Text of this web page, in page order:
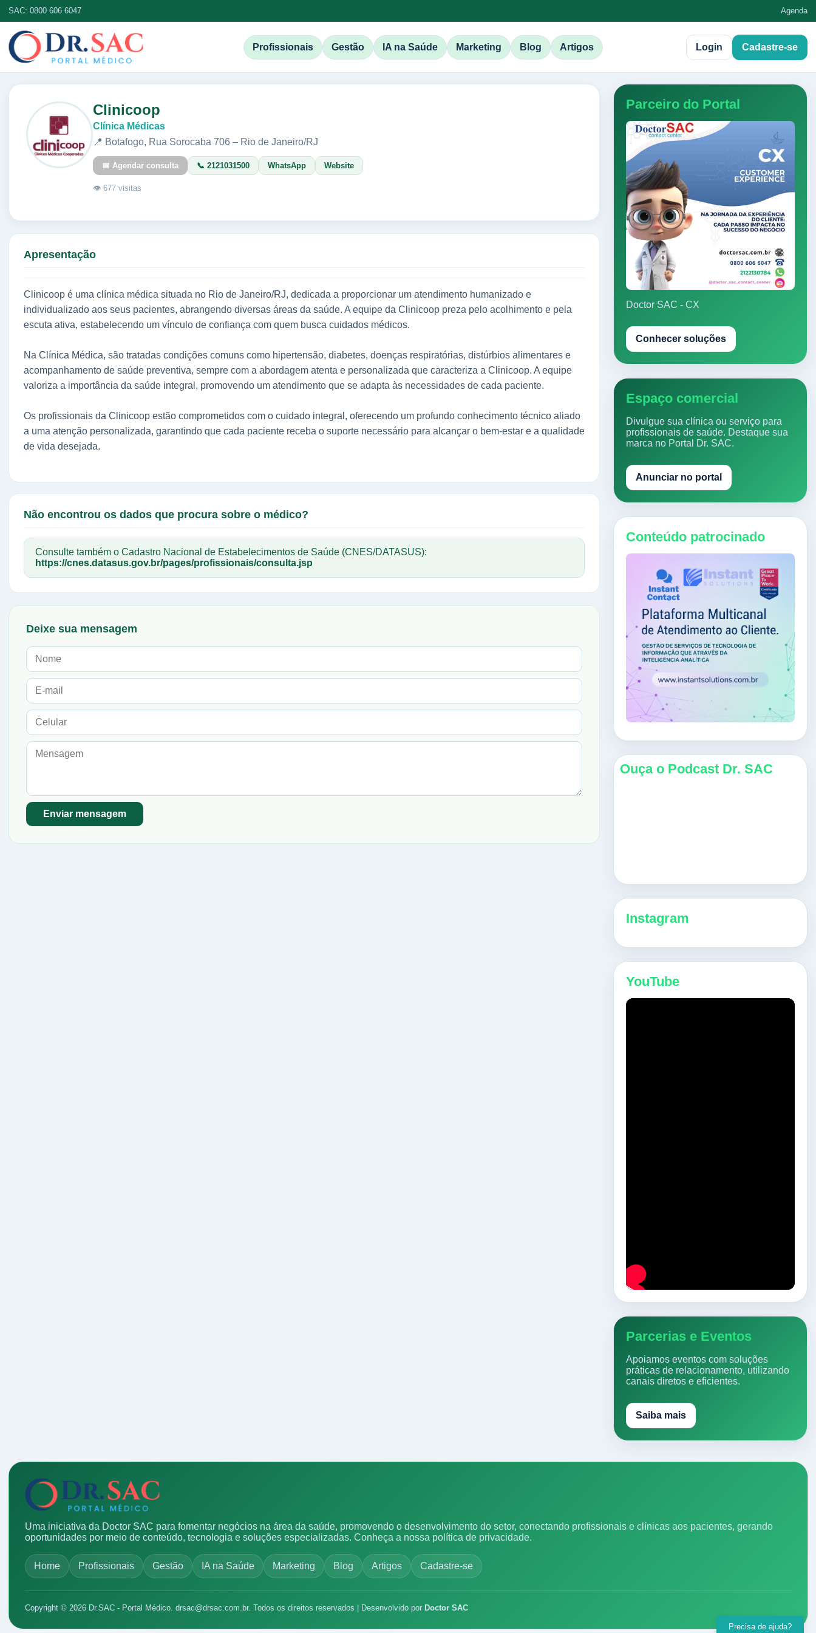
SAC: 0800 606 6047 Agenda
Profissionais Gestão IA na Saúde Marketing Blog Artigos Login Cadastre-se
Clinicoop
Clínica Médicas
📍 Botafogo, Rua Sorocaba 706 – Rio de Janeiro/RJ
📅 Agendar consulta 📞 2121031500 WhatsApp Website
👁 677 visitas
Apresentação
Clinicoop é uma clínica médica situada no Rio de Janeiro/RJ, dedicada a proporcionar um atendimento humanizado e
individualizado aos seus pacientes, abrangendo diversas áreas da saúde. A equipe da Clinicoop preza pelo acolhimento e pela
escuta ativa, estabelecendo um vínculo de confiança com quem busca cuidados médicos.
Na Clínica Médica, são tratadas condições comuns como hipertensão, diabetes, doenças respiratórias, distúrbios alimentares e
acompanhamento de saúde preventiva, sempre com a abordagem atenta e personalizada que caracteriza a Clinicoop. A equipe
valoriza a importância da saúde integral, promovendo um atendimento que se adapta às necessidades de cada paciente.
Os profissionais da Clinicoop estão comprometidos com o cuidado integral, oferecendo um profundo conhecimento técnico aliado
a uma atenção personalizada, garantindo que cada paciente receba o suporte necessário para alcançar o bem-estar e a qualidade
de vida desejada.
Não encontrou os dados que procura sobre o médico?
Consulte também o Cadastro Nacional de Estabelecimentos de Saúde (CNES/DATASUS):
https://cnes.datasus.gov.br/pages/profissionais/consulta.jsp
Deixe sua mensagem
Parceiro do Portal
Doctor SAC - CX
Conhecer soluções
Espaço comercial
Divulgue sua clínica ou serviço para
profissionais de saúde. Destaque sua
marca no Portal Dr. SAC.
Anunciar no portal
Conteúdo patrocinado
Ouça o Podcast Dr. SAC
Instagram
YouTube
Parcerias e Eventos
Apoiamos eventos com soluções
práticas de relacionamento, utilizando
canais diretos e eficientes.
Saiba mais
Uma iniciativa da Doctor SAC para fomentar negócios na área da saúde, promovendo o desenvolvimento do setor, conectando profissionais e clínicas aos pacientes, gerando
oportunidades por meio de conteúdo, tecnologia e soluções especializadas. Conheça a nossa política de privacidade.
Home Profissionais Gestão IA na Saúde Marketing Blog Artigos Cadastre-se
Copyright © 2026 Dr.SAC - Portal Médico. drsac@drsac.com.br. Todos os direitos reservados | Desenvolvido por Doctor SAC
Precisa de ajuda?